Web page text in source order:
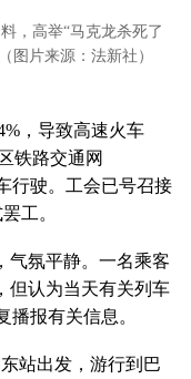
，高举“马克龙杀死了
图片来源：法新社）
，导致高速火车
铁路交通网
行驶。工会已号召接
工。
气氛平静。一名乘客
但认为当天有关列车
报有关信息。
站出发，游行到巴